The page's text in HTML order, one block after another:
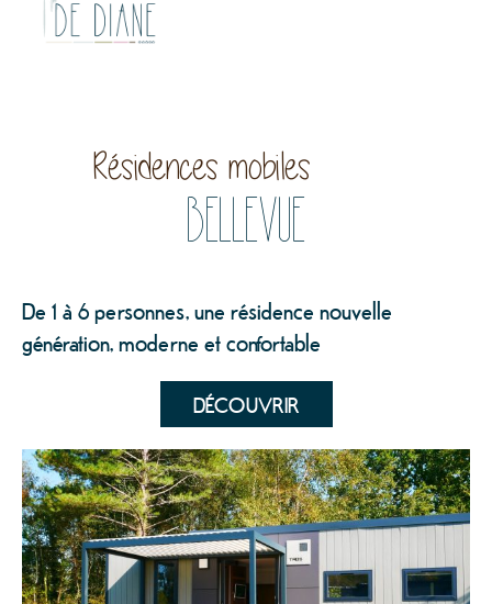
Résidences mobiles
Bellevue
De 1 à 6 personnes, une résidence nouvelle
génération, moderne et confortable
DÉCOUVRIR